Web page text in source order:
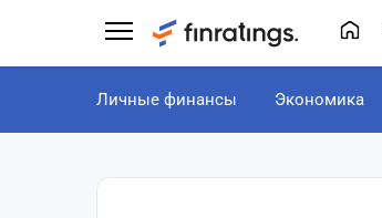
Личные финансы Экономика